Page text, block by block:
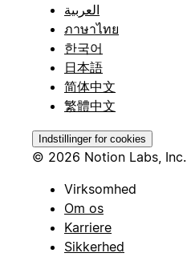
العربية
ภาษาไทย
한국어
日本語
简体中文
繁體中文
Indstillinger for cookies
© 2026 Notion Labs, Inc.
Virksomhed
Om os
Karriere
Sikkerhed